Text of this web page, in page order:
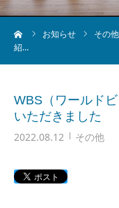
お知らせ その他
紹…
WBS（ワールド
いただきました
2022.08.12 その他
採用情報